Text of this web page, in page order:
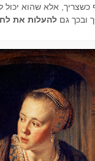
כשצריך, אלא שהוא יכול
ובכך גם להעלות את